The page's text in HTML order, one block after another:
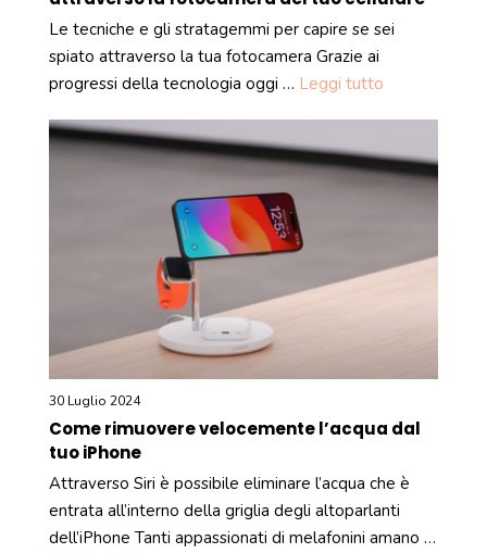
Le tecniche e gli stratagemmi per capire se sei
spiato attraverso la tua fotocamera Grazie ai
progressi della tecnologia oggi … Leggi tutto
30 Luglio 2024
Come rimuovere velocemente l’acqua dal
tuo iPhone
Attraverso Siri è possibile eliminare l’acqua che è
entrata all’interno della griglia degli altoparlanti
dell’iPhone Tanti appassionati di melafonini amano …